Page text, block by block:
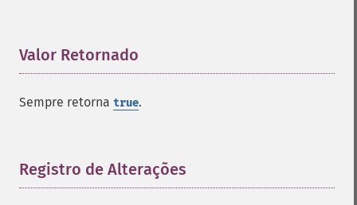
Valor Retornado
Sempre retorna true.
Registro de Alterações